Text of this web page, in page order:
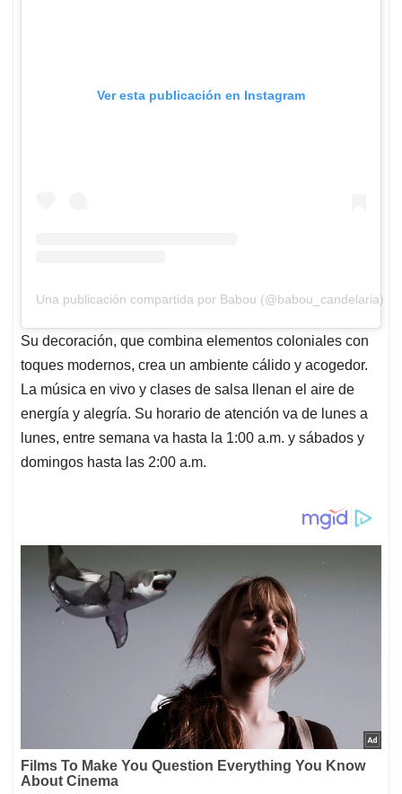
Ver esta publicación en Instagram
Una publicación compartida por Babou (@babou_candelaria)
Su decoración, que combina elementos coloniales con
toques modernos, crea un ambiente cálido y acogedor.
La música en vivo y clases de salsa llenan el aire de
energía y alegría. Su horario de atención va de lunes a
lunes, entre semana va hasta la 1:00 a.m. y sábados y
domingos hasta las 2:00 a.m.